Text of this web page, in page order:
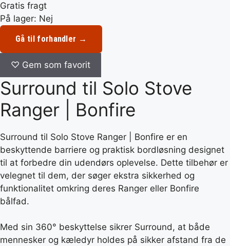
Gratis fragt
På lager: Nej
Gå til forhandler →
♡ Gem som favorit
Surround til Solo Stove
Ranger | Bonfire
Surround til Solo Stove Ranger | Bonfire er en
beskyttende barriere og praktisk bordløsning designet
til at forbedre din udendørs oplevelse. Dette tilbehør er
velegnet til dem, der søger ekstra sikkerhed og
funktionalitet omkring deres Ranger eller Bonfire
bålfad.
Med sin 360° beskyttelse sikrer Surround, at både
mennesker og kæledyr holdes på sikker afstand fra de